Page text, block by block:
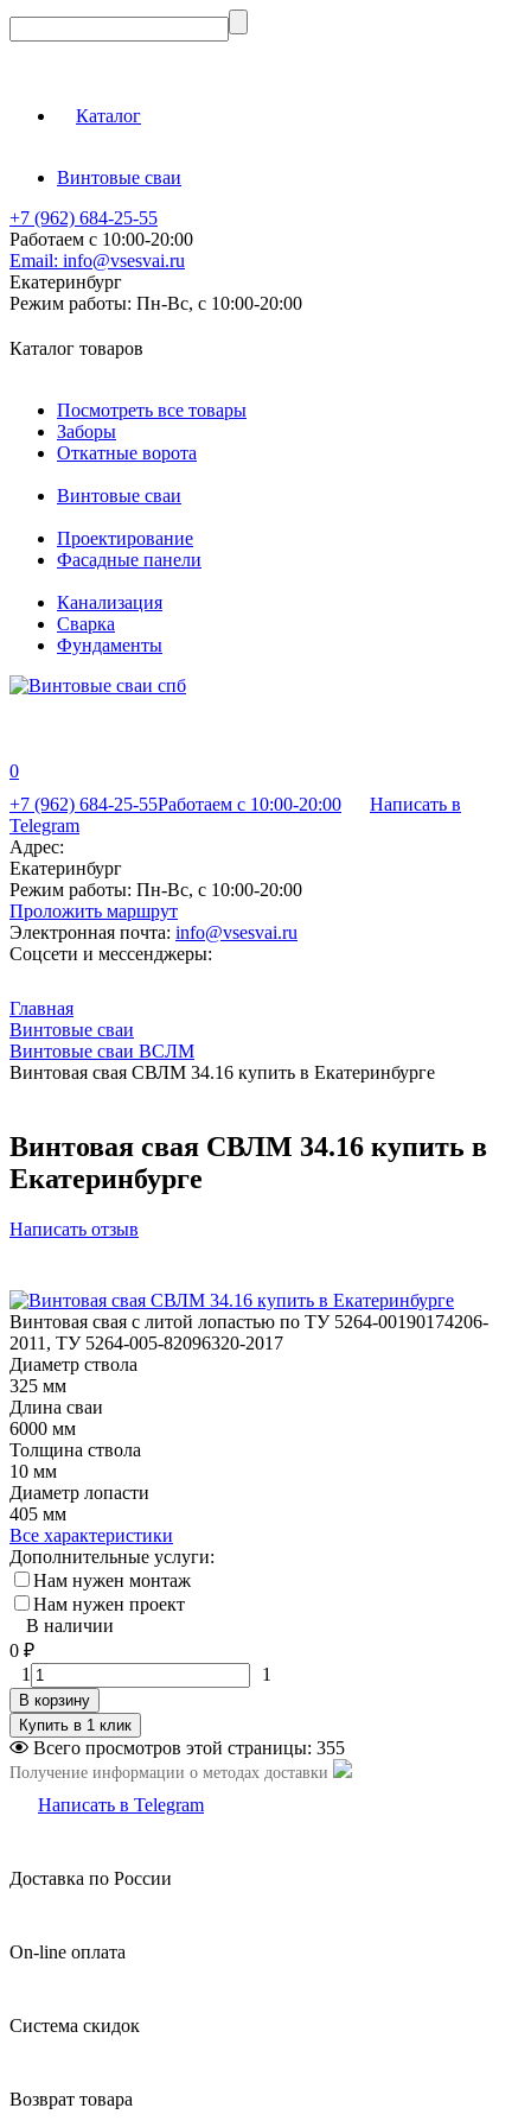
Каталог
Винтовые сваи
+7 (962) 684-25-55
Работаем с 10:00-20:00
Email: info@vsesvai.ru
Екатеринбург
Режим работы: Пн-Вс, с 10:00-20:00
Каталог товаров
Посмотреть все товары
Заборы
Откатные ворота
Винтовые сваи
Проектирование
Фасадные панели
Канализация
Сварка
Фундаменты
0
+7 (962) 684-25-55Работаем с 10:00-20:00
Написать в
Telegram
Адрес:
Екатеринбург
Режим работы: Пн-Вс, с 10:00-20:00
Проложить маршрут
Электронная почта: info@vsesvai.ru
Соцсети и мессенджеры:
Главная
Винтовые сваи
Винтовые сваи ВСЛМ
Винтовая свая СВЛМ 34.16 купить в Екатеринбурге
Винтовая свая СВЛМ 34.16 купить в
Екатеринбурге
Написать отзыв
Винтовая свая с литой лопастью по ТУ 5264-00190174206-
2011, ТУ 5264-005-82096320-2017
Диаметр ствола
325 мм
Длина сваи
6000 мм
Толщина ствола
10 мм
Диаметр лопасти
405 мм
Все характеристики
Дополнительные услуги:
Нам нужен монтаж
Нам нужен проект
В наличии
0 ₽
1
1
В корзину
Всего просмотров этой страницы: 355
Получение информации о методах доставки
Написать в Telegram
Доставка по России
On-line оплата
Система скидок
Возврат товара